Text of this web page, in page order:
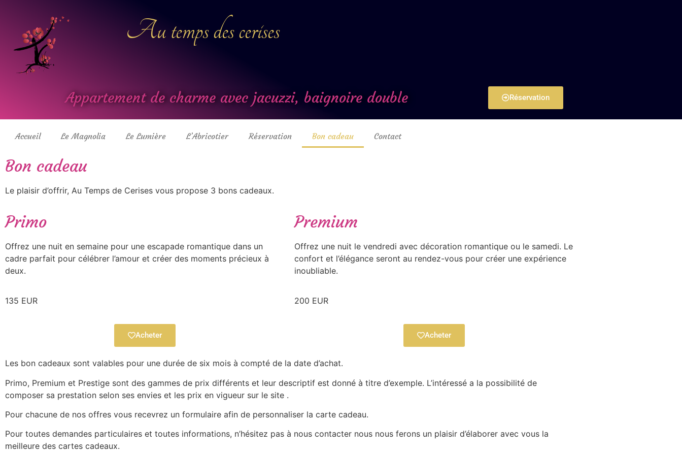
Au temps des cerises
Appartement de charme avec jacuzzi, baignoire double Réservation
Accueil Le Magnolia Le Lumière L’Abricotier Réservation Bon cadeau Contact
Bon cadeau
Le plaisir d’offrir, Au Temps de Cerises vous propose 3 bons cadeaux.
Primo
Offrez une nuit en semaine pour une escapade romantique dans un
cadre parfait pour célébrer l’amour et créer des moments précieux à
deux.
135 EUR
Acheter
Premium
Offrez une nuit le vendredi avec décoration romantique ou le samedi. Le
confort et l’élégance seront au rendez-vous pour créer une expérience
inoubliable.
200 EUR
Acheter
Les bon cadeaux sont valables pour une durée de six mois à compté de la date d’achat.
Primo, Premium et Prestige sont des gammes de prix différents et leur descriptif est donné à titre d’exemple. L’intéressé a la possibilité de
composer sa prestation selon ses envies et les prix en vigueur sur le site .
Pour chacune de nos offres vous recevrez un formulaire afin de personnaliser la carte cadeau.
Pour toutes demandes particulaires et toutes informations, n’hésitez pas à nous contacter nous nous ferons un plaisir d’élaborer avec vous la
meilleure des cartes cadeaux.